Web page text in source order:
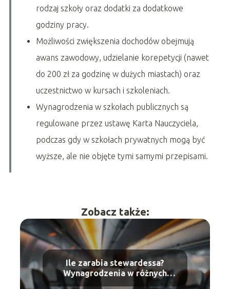
rodzaj szkoły oraz dodatki za dodatkowe
godziny pracy.
Możliwości zwiększenia dochodów obejmują
awans zawodowy, udzielanie korepetycji (nawet
do 200 zł za godzinę w dużych miastach) oraz
uczestnictwo w kursach i szkoleniach.
Wynagrodzenia w szkołach publicznych są
regulowane przez ustawę Karta Nauczyciela,
podczas gdy w szkołach prywatnych mogą być
wyższe, ale nie objęte tymi samymi przepisami.
Zobacz także:
Ile zarabia stewardessa?
Wynagrodzenia w różnych
liniach lotniczych